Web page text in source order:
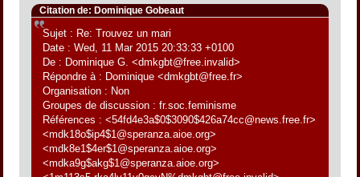
Citation de: Dominique Gobeaut
Sujet : Re: Trouvez un mari
Date : Wed, 11 Mar 2015 20:33:33 +0100
De : Dominique G. <dmkgbt@free.invalid>
Répondre à : Dominique <dmkgbt@free.fr>
Organisation : Non
Groupes de discussion : fr.soc.feminisme
Références : <54fd4e3a$0$3090$426a74cc@news.free.fr>
<mdk18o$ip4$1@speranza.aioe.org>
<mdk8e1$4er$1@speranza.aioe.org>
<mdka9g$akg$1@speranza.aioe.org>